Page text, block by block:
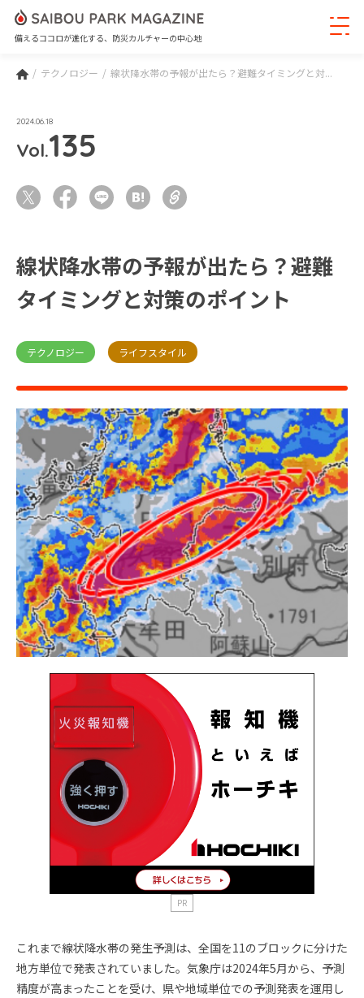
備えるココロが進化する、防災カルチャーの中心地
テクノロジー 線状降水帯の予報が出たら？避難タイミングと対...
2024.06.18
Vol.135
線状降水帯の予報が出たら？避難
タイミングと対策のポイント
テクノロジー ライフスタイル
PR
これまで線状降水帯の発生予測は、全国を11のブロックに分けた
地方単位で発表されていました。気象庁は2024年5月から、予測
精度が高まったことを受け、県や地域単位での予測発表を運用し